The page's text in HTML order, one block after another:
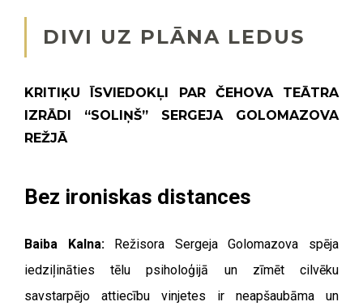
DIVI UZ PLĀNA LEDUS
KRITIĶU ĪSVIEDOKĻI PAR ČEHOVA TEĀTRA
IZRĀDI “SOLIŅŠ” SERGEJA GOLOMAZOVA
REŽJĀ
Bez ironiskas distances
Baiba Kalna:Režisora Sergeja Golomazova spēja
iedziļināties tēlu psiholoģijā un zīmēt cilvēku
savstarpējo attiecību vinjetes ir neapšaubāma un